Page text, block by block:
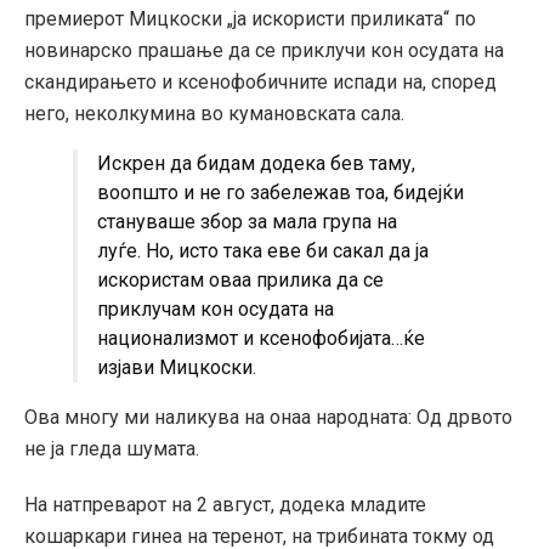
премиерот Мицкоски „ја искористи приликата“ по
новинарско прашање да се приклучи кон осудата на
скандирањето и ксенофобичните испади на, според
него, неколкумина во кумановската сала.
Искрен да бидам додека бев таму,
воопшто и не го забележав тоа, бидејќи
стануваше збор за мала група на
луѓе. Но, исто така еве би сакал да ја
искористам оваа прилика да се
приклучам кон осудата на
национализмот и ксенофобијата…ќе
изјави Мицкоски.
Ова многу ми наликува на онаа народната: Од дрвото
не ја гледа шумата.
На натпреварот на 2 август, додека младите
кошаркари гинеа на теренот, на трибината токму од